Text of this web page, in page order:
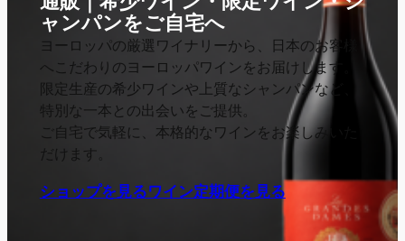
ャンパンをご自宅へ
ヨーロッパの厳選ワイナリーから、日本のお客様
へこだわりのヨーロッパワインをお届けします。
限定生産の希少ワインや上質なシャンパンなど、
特別な一本との出会いをご提供。
ご自宅で気軽に、本格的なワインをお楽しみいた
だけます。
ショップを見るワイン定期便を見る